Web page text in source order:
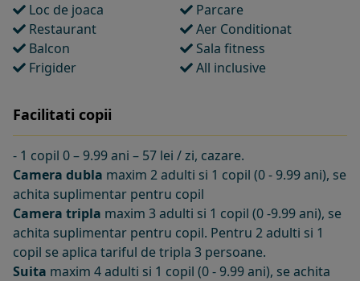
Loc de joaca
Parcare
Restaurant
Aer Conditionat
Balcon
Sala fitness
Frigider
All inclusive
Facilitati copii
- 1 copil 0 – 9.99 ani – 57 lei / zi, cazare.
Camera dubla maxim 2 adulti si 1 copil (0 - 9.99 ani), se
achita suplimentar pentru copil
Camera tripla maxim 3 adulti si 1 copil (0 -9.99 ani), se
achita suplimentar pentru copil. Pentru 2 adulti si 1
copil se aplica tariful de tripla 3 persoane.
Suita maxim 4 adulti si 1 copil (0 - 9.99 ani), se achita